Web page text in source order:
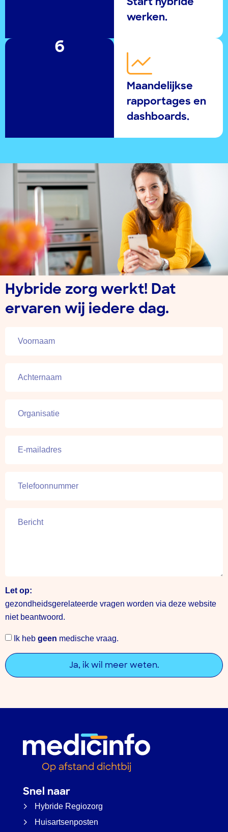
Start hybride
werken.
6
Maandelijkse
rapportages en
dashboards.
Hybride zorg werkt! Dat
ervaren wij iedere dag.
Let op:
gezondheidsgerelateerde vragen worden via deze website
niet beantwoord.
Ik heb geen medische vraag.
Ja, ik wil meer weten.
Snel naar
Hybride Regiozorg
Huisartsenposten